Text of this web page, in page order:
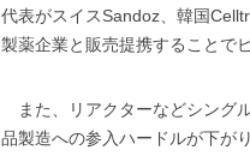
代表がスイスSandoz、韓国
製薬企業と販売提携することで
また、リアクターなどシング
品製造への参入ハードルが下が